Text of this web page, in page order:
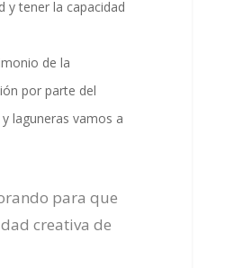
y tener la capacidad
de la
por parte del
laguneras vamos a
para que
creativa de